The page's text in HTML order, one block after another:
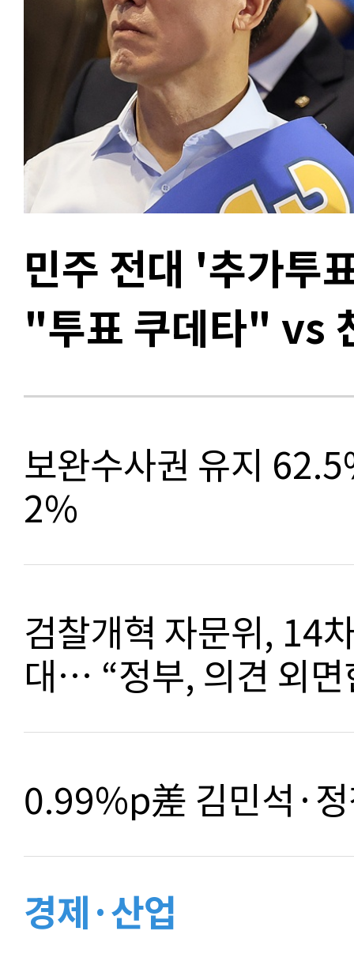
민주 전대 '추가투
"투표 쿠데타" vs
보완수사권 유지
2%
검찰개혁 자문위, 14
대… “정부, 의견 외면
0.99%p差 김민석·
경제·산업